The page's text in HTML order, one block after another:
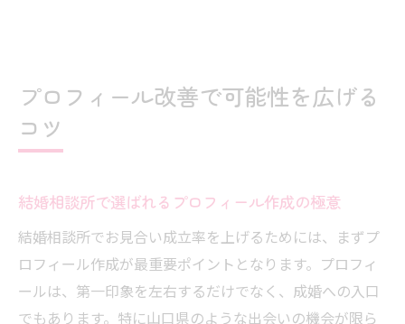
プロフィール改善で可能性を広げる
コツ
結婚相談所で選ばれるプロフィール作成の極意
結婚相談所でお見合い成立率を上げるためには、まずプ
ロフィール作成が最重要ポイントとなります。プロフィ
ールは、第一印象を左右するだけでなく、成婚への入口
でもあります。特に山口県のような出会いの機会が限ら